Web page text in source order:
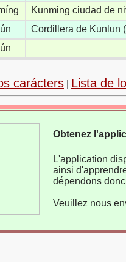
Kunming ciudad de
Cordillera de Kunlun
carácters Lista de
Obtenez
L'application
ainsi
dépendons
Veuillez nous